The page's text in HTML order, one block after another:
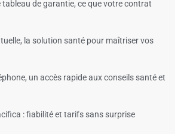
tableau de garantie, ce que votre contrat
la solution santé pour maîtriser vos
un accès rapide aux conseils santé et
: fiabilité et tarifs sans surprise